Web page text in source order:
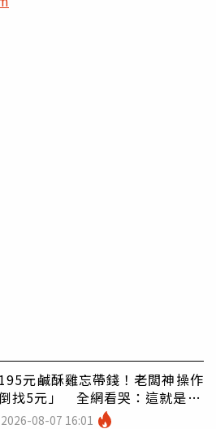
元鹹酥雞忘帶錢！老闆神操作
倒找5元」 全網看哭：這就是台
2026-08-07 16:01